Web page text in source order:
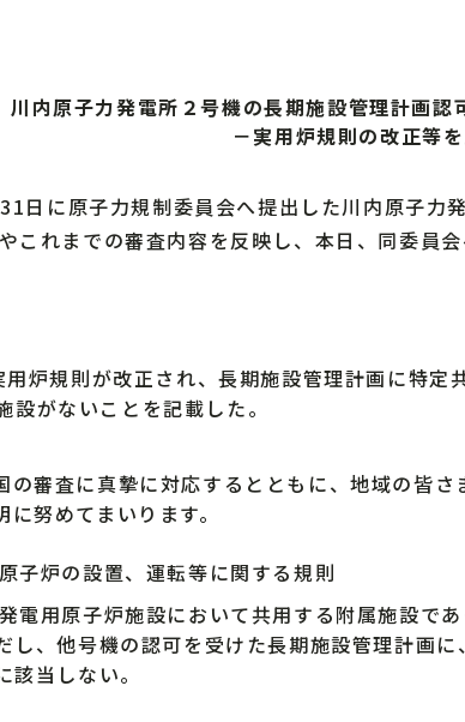
川内原子力発電所２号機の長期施設管理計画認
－実用炉規則の改正等
日に原子力規制委員会へ提出した川内原子力
これまでの審査内容を反映し、本日、同委員会
炉規則が改正され、長期施設管理計画に特定
がないことを記載した。
審査に真摯に対応するとともに、地域の皆
努めてまいります。
子炉の設置、運転等に関する規則
用原子炉施設において共用する附属施設で
し、他号機の認可を受けた長期施設管理計画
当しない。